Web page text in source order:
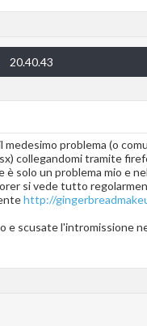
20.40.43
problema (o
collegandomi tramite
è solo un problema mio e
si vede tutto
http://
e scusate l'intromissione